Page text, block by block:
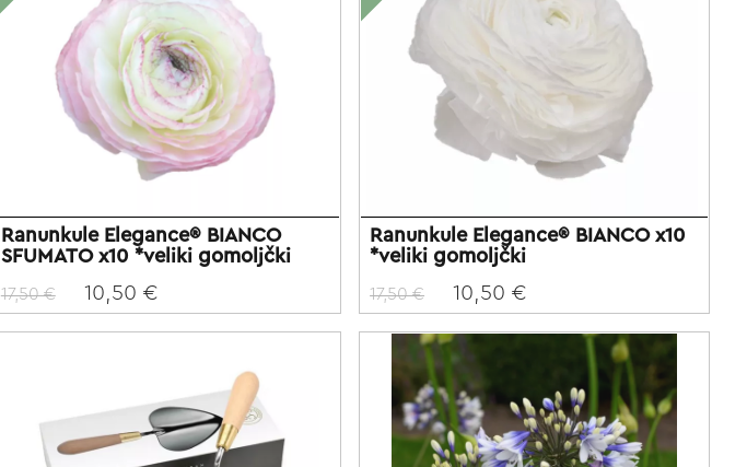
Ranunkule Elegance® BIANCO
SFUMATO x10 *veliki gomoljčki
17,50 € 10,50 €
Ranunkule Elegance® BIANCO x10
*veliki gomoljčki
17,50 € 10,50 €